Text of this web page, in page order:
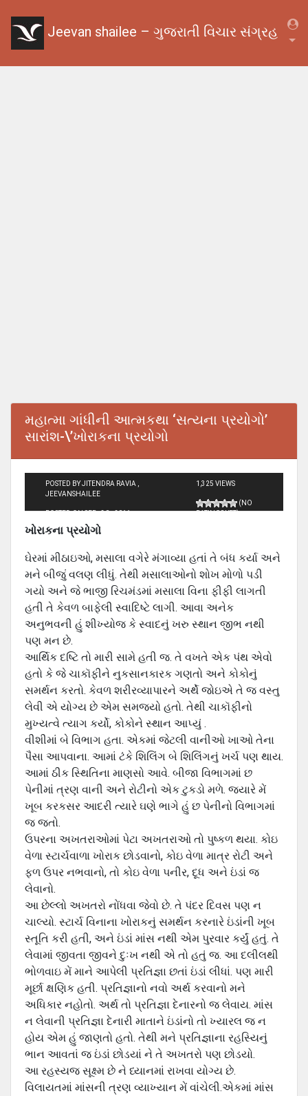
Jeevan shailee – ગુજરાતી વિચાર સંગ્રહ
મહાત્મા ગાંધીની આત્મકથા ‘સત્યના પ્રયોગો’
સારાંશ-\’ખોરાકના પ્રયોગો
POSTED BY JITENDRA RAVIA ,
JEEVANSHAILEE
POSTED ON SEP - 30 - 2011
1,325 VIEWS
(NO
RATINGS YET)
ખોરાકના પ્રયોગો
ઘેરમાં મીઠાઇઓ, મસાલા વગેરે મંગાવ્યા હતાં તે બંધ કર્યા અને
મને બીજું વલણ લીધું. તેથી મસાલાઓનો શોખ મોળો પડી
ગયો અને જે ભાજી રિચમંડમાં મસાલા વિના ફીફી લાગતી
હતી તે કેવળ બાફેલી સ્વાદિષ્ટે લાગી. આવા અનેક
અનુભવની હું શીખ્યોજ કે સ્વાદનું ખરુ સ્થાન જીભ નથી
પણ મન છે.
આર્થિક દષ્ટિ તો મારી સામે હતી જ. તે વખતે એક પંથ એવો
હતો કે જે ચાકૉફીને નુકસાનકારક ગણતો અને કોકોનું
સમર્થન કરતો. કેવળ શરીરવ્યાપારને અર્થે જોઇએ તે જ વસ્તુ
લેવી એ યોગ્ય છે એમ સમજયો હતો. તેથી ચાકૉફીનો
મુખ્યત્વે ત્યાગ કર્યો, કોકોને સ્થાન આપ્યું .
વીશીમાં બે વિભાગ હતા. એકમાં જેટલી વાનીઓ ખાઓ તેના
પૈસા આપવાના. આમાં ટંકે શિલિંગ બે શિલિંગનું ખર્ચ પણ થાય.
આમાં ઠીક સ્થિતિના માણસો આવે. બીજા વિભાગમાં છ
પેનીમાં ત્રણ વાની અને રોટીનો એક ટુકડો મળે. જયારે મેં
ખૂબ કરકસર આદરી ત્યારે ઘણે ભાગે હું છ પેનીનો વિભાગમાં
જ જતો.
ઉપરના અખતરાઓમાં પેટા અખતરાઓ તો પુષ્કળ થયા. કોઇ
વેળા સ્ટાર્ચવાળા ખોરાક છોડવાનો, કોઇ વેળા માત્ર રોટી અને
ફળ ઉપર નભવાનો, તો કોઇ વેળા પનીર, દૂધ અને ઇંડાં જ
લેવાનો.
આ છેલ્લો અખતરો નોંધવા જેવો છે. તે પંદર દિવસ પણ ન
ચાલ્યો. સ્ટાર્ચ વિનાના ખોરાકનું સમર્થન કરનારે ઇંડાંની ખૂબ
સ્તૂતિ કરી હતી, અને ઇંડાં માંસ નથી એમ પુરવાર કર્યું હતું. તે
લેવામાં જીવતા જીવને દુઃખ નથી એ તો હતું જ. આ દલીલથી
ભોળવાઇ મેં માને આપેલી પ્રતિજ્ઞા છતાં ઇંડાં લીધાં. પણ મારી
મૂર્છા ક્ષણિક હતી. પ્રતિજ્ઞાનો નવો અર્થ કરવાનો મને
અધિકાર નહોતો. અર્થ તો પ્રતિજ્ઞા દેનારનો જ લેવાય. માંસ
ન લેવાની પ્રતિજ્ઞા દેનારી માતાને ઇંડાંનો તો ખ્યારલ જ ન
હોય એમ હું જાણતો હતો. તેથી મને પ્રતિજ્ઞાના રહસ્યિનું
ભાન આવતાં જ ઇંડાં છોડયાં ને તે અખતરો પણ છોડયો.
આ રહસ્યજ સૂક્ષ્મ છે ને ધ્યાનમાં રાખવા યોગ્ય છે.
વિલાયતમાં માંસની ત્રણ વ્યાખ્યાન મેં વાંચેલી.એકમાં માંસ